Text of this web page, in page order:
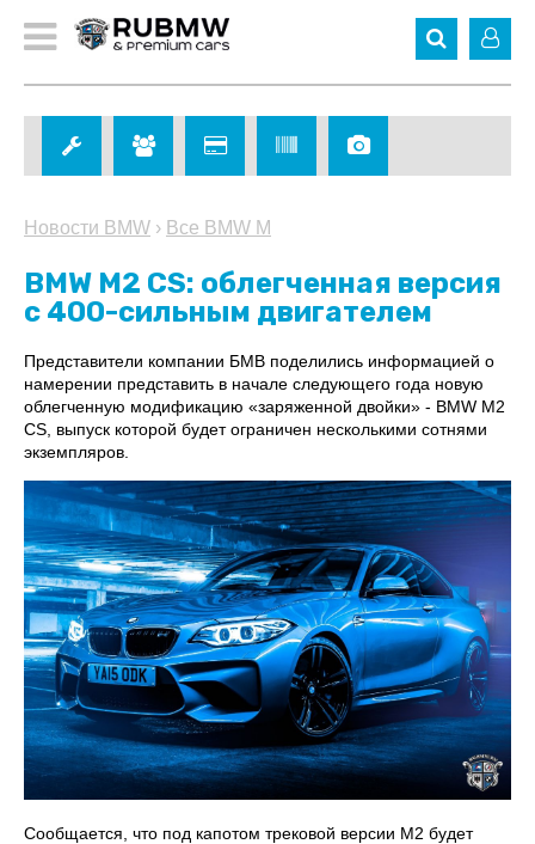
Новости BMW › Все BMW M
BMW M2 CS: облегченная версия
с 400-сильным двигателем
Представители компании БМВ поделились информацией о
намерении представить в начале следующего года новую
облегченную модификацию «заряженной двойки» - BMW M2
CS, выпуск которой будет ограничен несколькими сотнями
экземпляров.
Сообщается, что под капотом трековой версии М2 будет